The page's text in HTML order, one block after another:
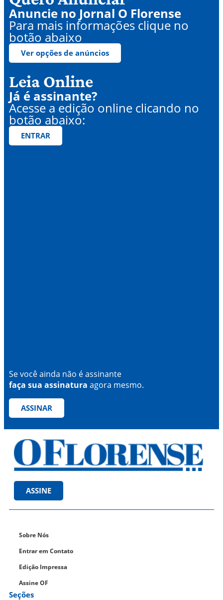
Anuncie no Jornal O Florense
Para mais informações clique no
botão abaixo
Ver opções de anúncios
Leia Online
Já é assinante?
Acesse a edição online clicando no
botão abaixo:
ENTRAR
Se você ainda não é assinante
faça sua assinatura agora mesmo.
ASSINAR
ASSINE
Sobre Nós
Entrar em Contato
Edição Impressa
Assine OF
Seções